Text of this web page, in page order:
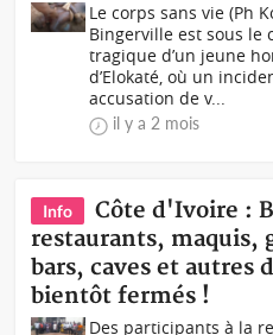
Le corps sans vie (Ph
Bingerville est sous le
tragique d’un jeune
d’Elokaté, où un
accusation de v...
il y a 2 mois
Info
Côte d'Ivoire :
restaurants, maquis,
bars, caves et autres
bientôt fermés !
Des participants à la